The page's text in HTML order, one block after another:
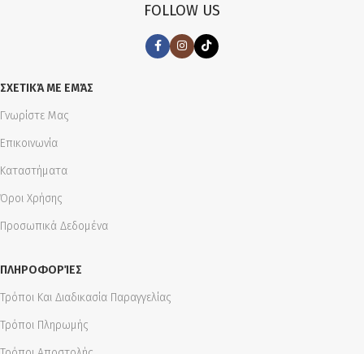
FOLLOW US
ΣΧΕΤΙΚΆ ΜΕ ΕΜΆΣ
Γνωρίστε Μας
Επικοινωνία
Καταστήματα
Όροι Χρήσης
Προσωπικά Δεδομένα
ΠΛΗΡΟΦΟΡΊΕΣ
Τρόποι Και Διαδικασία Παραγγελίας
Τρόποι Πληρωμής